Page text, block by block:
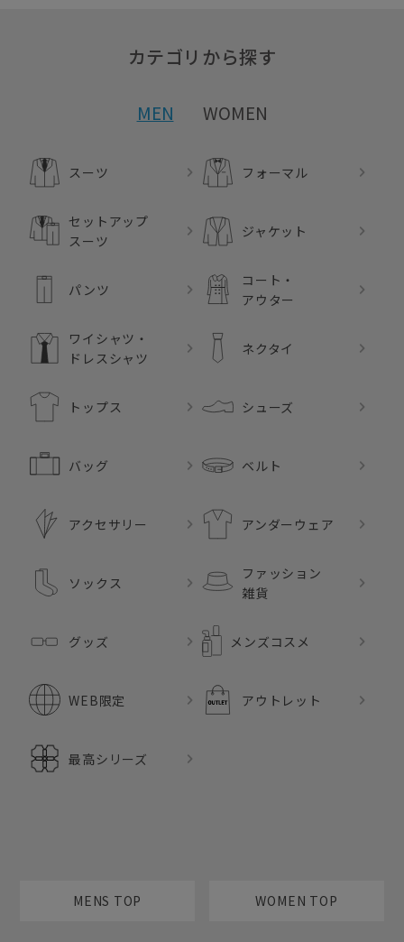
カテゴリから探す
MEN WOMEN
スーツ フォーマル
セットアップ
スーツ
ジャケット
パンツ
コート・
アウター
ワイシャツ・
ドレスシャツ
ネクタイ
トップス シューズ
バッグ ベルト
アクセサリー アンダーウェア
ソックス
ファッション
雑貨
グッズ メンズコスメ
WEB限定 アウトレット
最高シリーズ
MENS TOP WOMEN TOP